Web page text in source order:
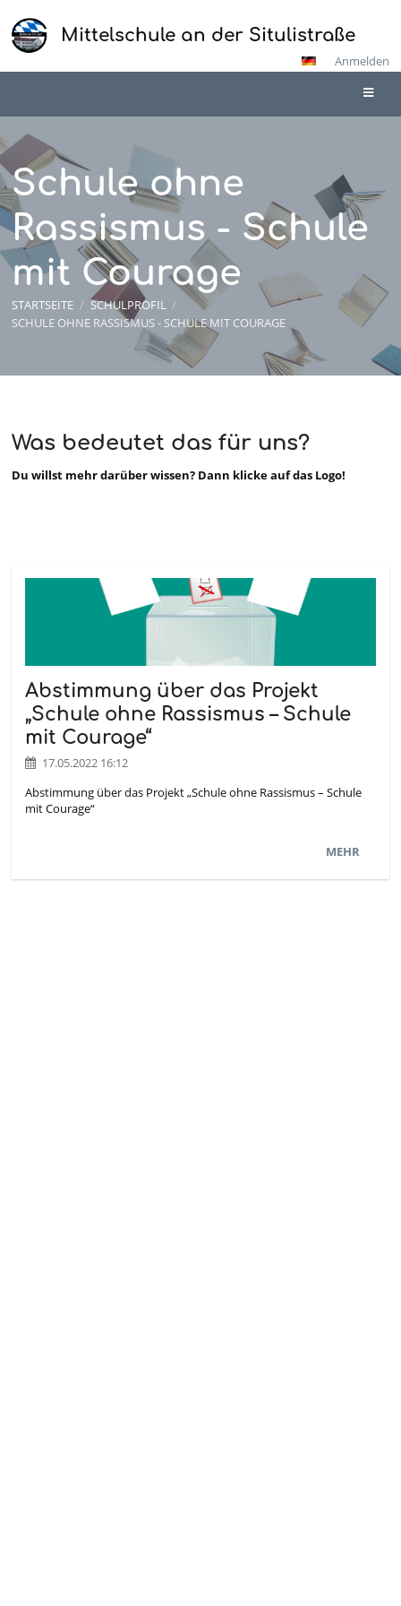
Mittelschule an der Situlistraße
Anmelden
Schule ohne
Rassismus - Schule
mit Courage
STARTSEITE / SCHULPROFIL /
SCHULE OHNE RASSISMUS - SCHULE MIT COURAGE
ohne
Rassismus
Courage
Was bedeutet das für uns?
Du willst mehr darüber wissen? Dann klicke auf das Logo!
Abstimmung über das Projekt
„Schule ohne Rassismus – Schule
mit Courage“
17.05.2022 16:12
Abstimmung über das Projekt „Schule ohne Rassismus – Schule
mit Courage“
MEHR